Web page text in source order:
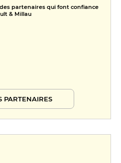
partenaires qui font confiance
& Millau
PARTENAIRES